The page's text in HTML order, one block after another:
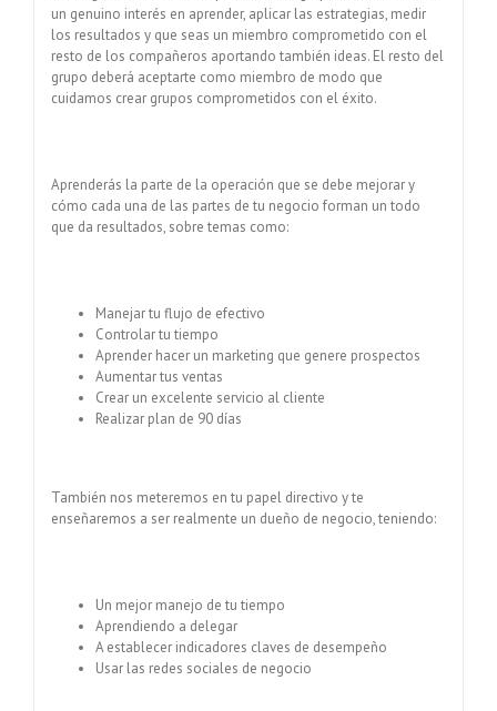
un genuino interés en aprender, aplicar las estrategias, medir
los resultados y que seas un miembro comprometido con el
resto de los compañeros aportando también ideas. El resto del
grupo deberá aceptarte como miembro de modo que
cuidamos crear grupos comprometidos con el éxito.
Aprenderás la parte de la operación que se debe mejorar y
cómo cada una de las partes de tu negocio forman un todo
que da resultados, sobre temas como:
Manejar tu flujo de efectivo
Controlar tu tiempo
Aprender hacer un marketing que genere prospectos
Aumentar tus ventas
Crear un excelente servicio al cliente
Realizar plan de 90 días
También nos meteremos en tu papel directivo y te
enseñaremos a ser realmente un dueño de negocio, teniendo:
Un mejor manejo de tu tiempo
Aprendiendo a delegar
A establecer indicadores claves de desempeño
Usar las redes sociales de negocio